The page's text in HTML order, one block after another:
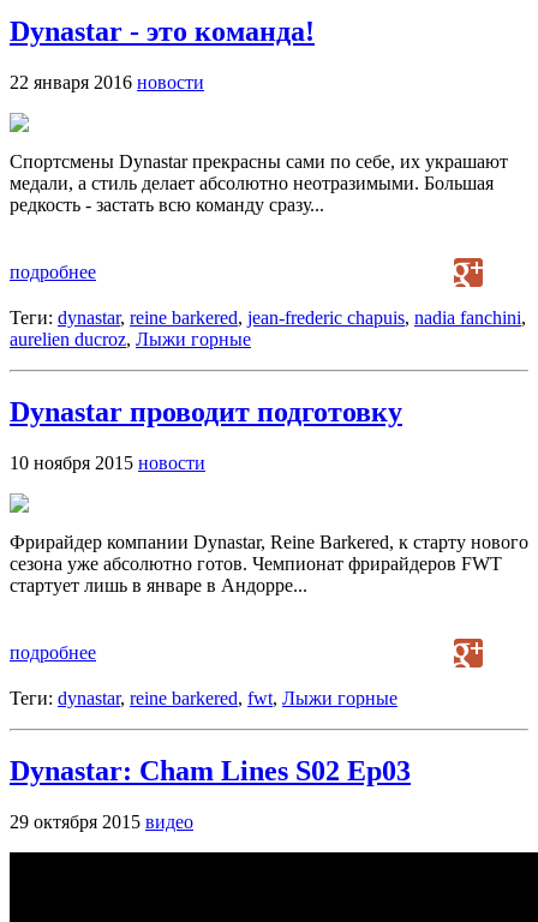
Dynastar - это команда!
22 января 2016 новости
Спортсмены Dynastar прекрасны сами по себе, их украшают
медали, а стиль делает абсолютно неотразимыми. Большая
редкость - застать всю команду сразу...
подробнее
Теги: dynastar, reine barkered, jean-frederic chapuis, nadia fanchini,
aurelien ducroz, Лыжи горные
Dynastar проводит подготовку
10 ноября 2015 новости
Фрирайдер компании Dynastar, Reine Barkered, к старту нового
сезона уже абсолютно готов. Чемпионат фрирайдеров FWT
стартует лишь в январе в Андорре...
подробнее
Теги: dynastar, reine barkered, fwt, Лыжи горные
Dynastar: Cham Lines S02 Ep03
29 октября 2015 видео